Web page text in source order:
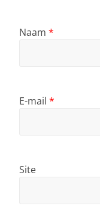
Naam *
E-mail *
Site